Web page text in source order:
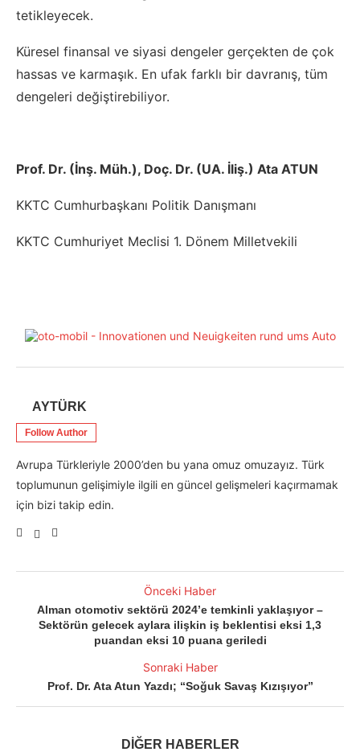
tetikleyecek.
Küresel finansal ve siyasi dengeler gerçekten de çok
hassas ve karmaşık. En ufak farklı bir davranış, tüm
dengeleri değiştirebiliyor.
Prof. Dr. (İnş. Müh.), Doç. Dr. (UA. İliş.) Ata ATUN
KKTC Cumhurbaşkanı Politik Danışmanı
KKTC Cumhuriyet Meclisi 1. Dönem Milletvekili
AYTÜRK
Follow Author
Avrupa Türkleriyle 2000’den bu yana omuz omuzayız. Türk
toplumunun gelişimiyle ilgili en güncel gelişmeleri kaçırmamak
için bizi takip edin.
Önceki Haber
Alman otomotiv sektörü 2024’e temkinli yaklaşıyor –
Sektörün gelecek aylara ilişkin iş beklentisi eksi 1,3
puandan eksi 10 puana geriledi
Sonraki Haber
Prof. Dr. Ata Atun Yazdı; “Soğuk Savaş Kızışıyor”
DİĞER HABERLER